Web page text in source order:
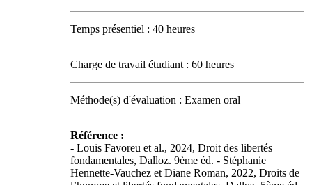
Temps présentiel : 40 heures
Charge de travail étudiant : 60 heures
Méthode(s) d'évaluation : Examen oral
Référence :
- Louis Favoreu et al., 2024, Droit des libertés
fondamentales, Dalloz. 9ème éd. - Stéphanie
Hennette-Vauchez et Diane Roman, 2022, Droits de